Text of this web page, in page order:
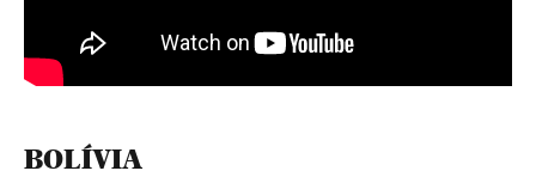
BOLÍVIA